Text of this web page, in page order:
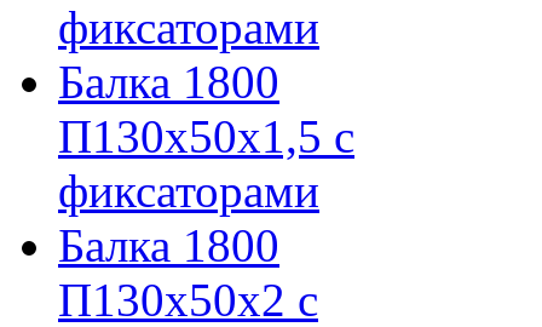
фиксаторами
Балка 1800
П130х50х1,5 с
фиксаторами
Балка 1800
П130х50х2 с